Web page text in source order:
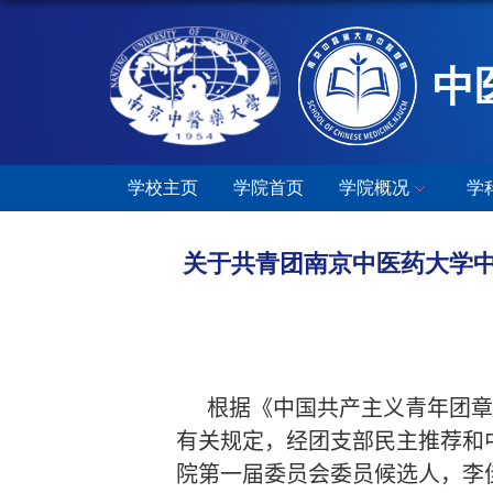
中
学校主页 学院首页 学院概况 学
关于共青团南京中医药大学
根据《中国共产主义青年团
有关规定，经团支部民主推荐
院第一届委员会委员候选人，李